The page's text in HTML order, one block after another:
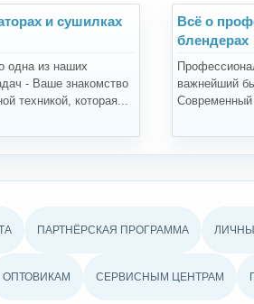
и сушилках
одна из наших
- Ваше знакомство
техникой, которая...
Всё о
блендерах
важнейший
Современный
ПАРТНЁРСКАЯ ПРОГРАММА
ОПТОВИКАМ СЕРВИСНЫМ ЦЕНТРАМ